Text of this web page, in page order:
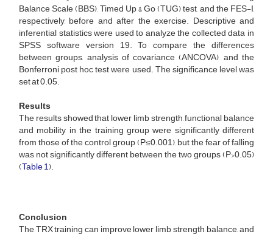
Balance Scale (BBS), Timed Up & Go (TUG) test, and the FES-I,
respectively, before and after the exercise. Descriptive and
inferential statistics were used to analyze the collected data in
SPSS software version 19. To compare the differences
between groups, analysis of covariance (ANCOVA), and the
Bonferroni post hoc test were used. The significance level was
set at 0.05.
Results
The results showed that lower limb strength, functional balance
and mobility in the training group were significantly different
from those of the control group (P≤0.001), but the fear of falling
was not significantly different between the two groups (P>0.05)
(Table 1).
Conclusion
The TRX training can improve lower limb strength, balance, and